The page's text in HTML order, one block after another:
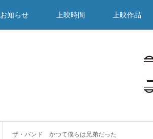
お知らせ 上映時間 上映作品
ザ・バンド かつて僕らは兄弟だった